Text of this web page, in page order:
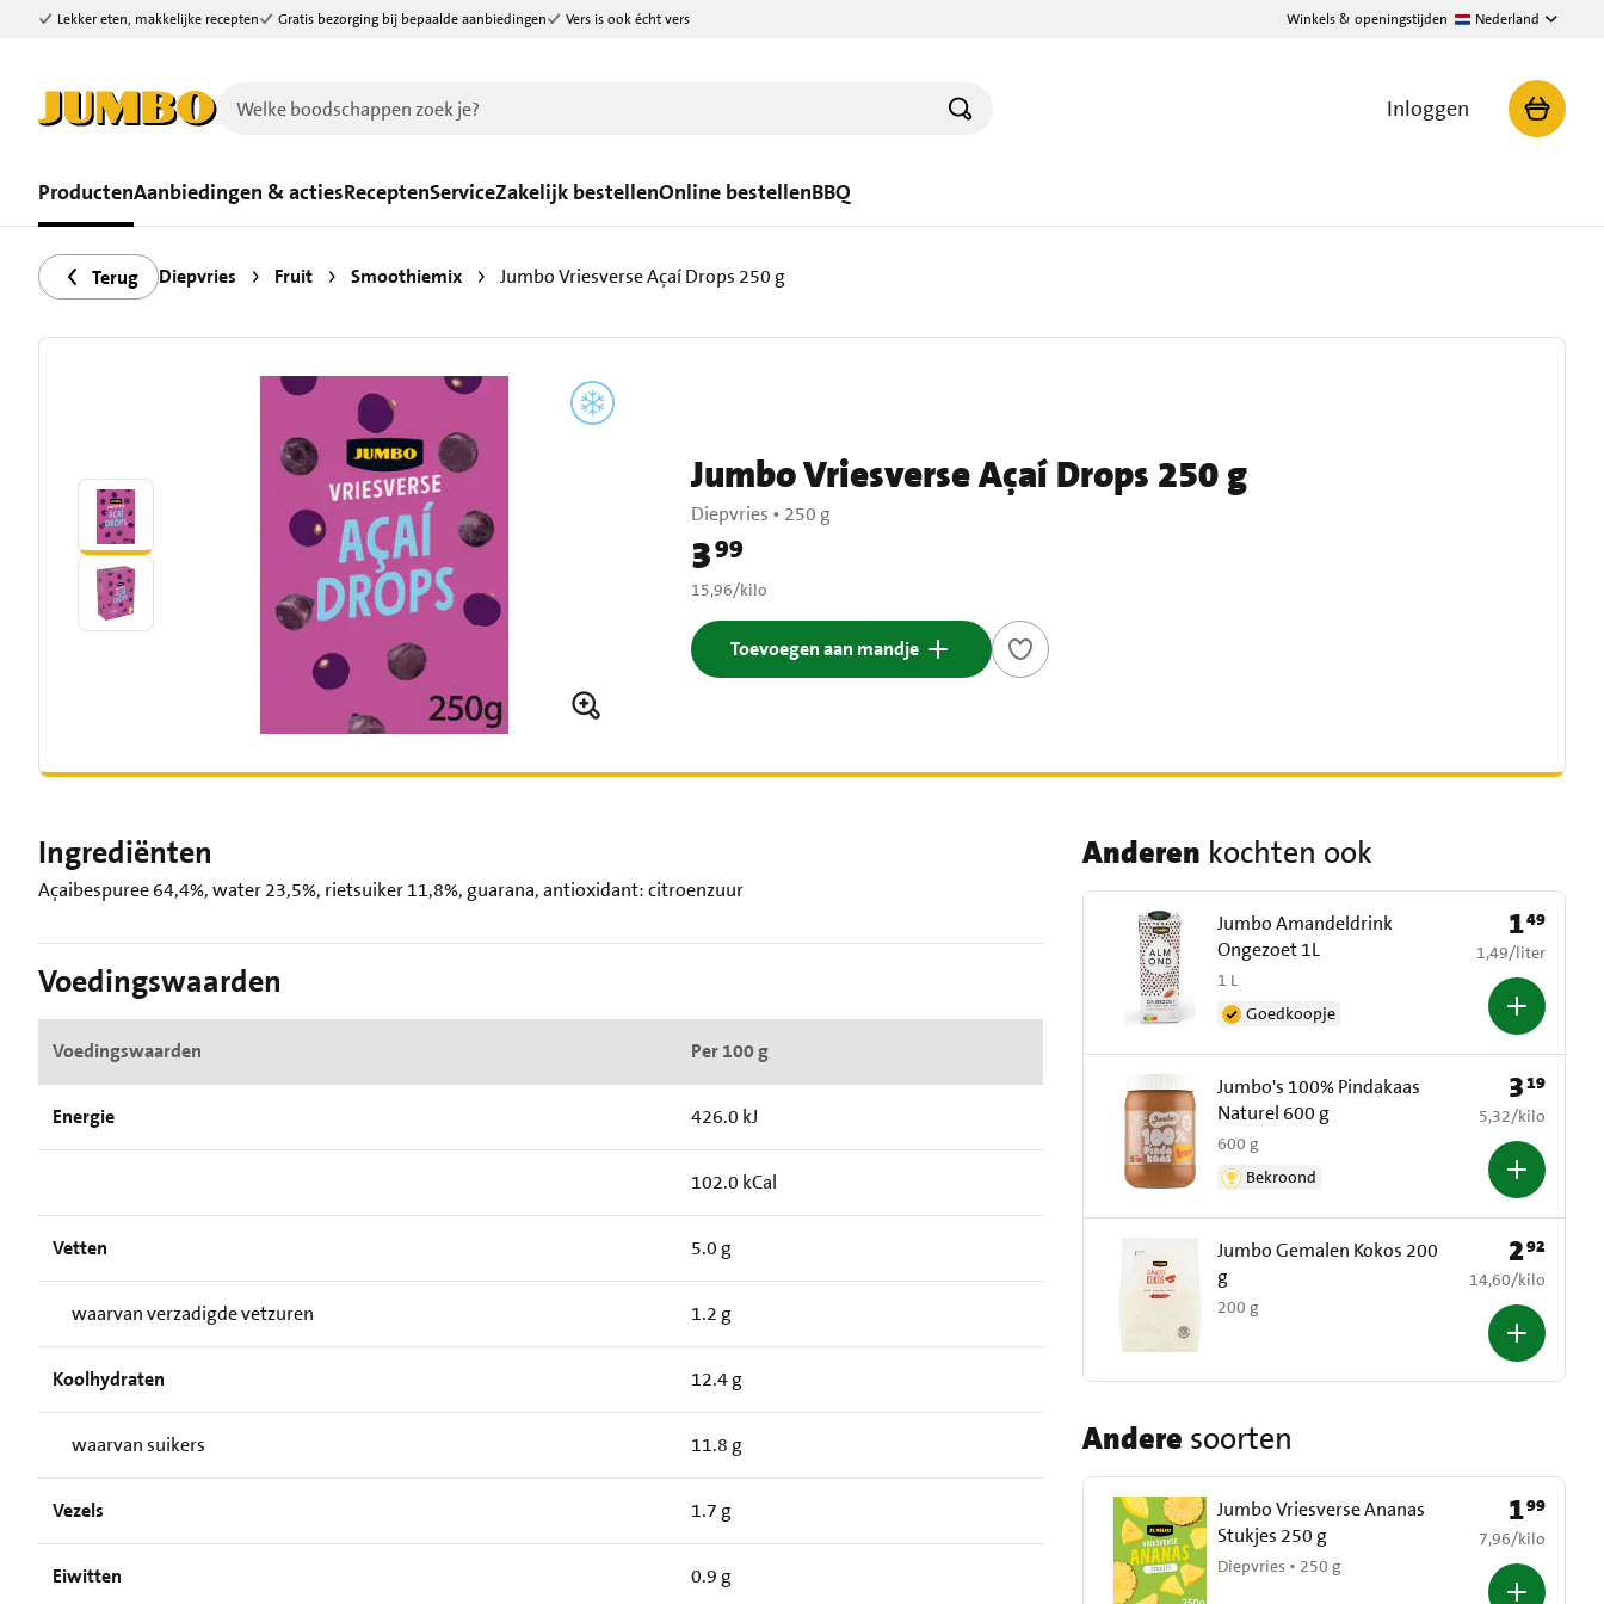
Ga naar zoeken
Ga naar hoofdinhoud
Lekker eten, makkelijke recepten Gratis bezorging bij bepaalde aanbiedingen Vers is ook écht vers Winkels & openingstijden Nederland
Inloggen
ProductenAanbiedingen & actiesReceptenServiceZakelijk bestellenOnline bestellenBBQ
Terug Diepvries Fruit Smoothiemix Jumbo Vriesverse Açaí Drops 250 g
Jumbo Vriesverse Açaí Drops 250 g
Diepvries • 250 g
Prijs: € 3,99
399
€ 15,96 per kilo
15,96/kilo
Toevoegen aan mandje
Ingrediënten
Açaibespuree 64,4%, water 23,5%, rietsuiker 11,8%, guarana, antioxidant: citroenzuur
Voedingswaarden
Voedingswaarden Per 100 g
Energie 426.0 kJ
102.0 kCal
Vetten 5.0 g
waarvan verzadigde vetzuren 1.2 g
Koolhydraten 12.4 g
waarvan suikers 11.8 g
Vezels 1.7 g
Eiwitten 0.9 g
Anderen kochten ook
Jumbo Amandeldrink
Ongezoet 1L
1 L
Goedkoopje
Prijs: € 1,49
149
€ 1,49 per liter
1,49/liter
Jumbo's 100% Pindakaas
Naturel 600 g
600 g
Bekroond
Prijs: € 3,19
319
€ 5,32 per kilo
5,32/kilo
Jumbo Gemalen Kokos 200
g
200 g
Prijs: € 2,92
292
€ 14,60 per kilo
14,60/kilo
Andere soorten
Jumbo Vriesverse Ananas
Stukjes 250 g
Diepvries • 250 g
Prijs: € 1,99
199
€ 7,96 per kilo
7,96/kilo